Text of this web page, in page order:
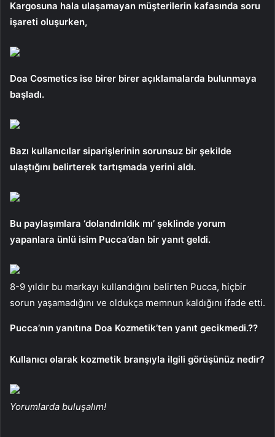
Kargosuna hala ulaşamayan müşterilerin kafasında soru
işareti oluşurken,
Doa Cosmetics ise birer birer açıklamalarda bulunmaya
başladı.
Bazı kullanıcılar siparişlerinin sorunsuz bir şekilde
ulaştığını belirterek tartışmada yerini aldı.
Bu paylaşımlara ‘dolandırıldık mı’ şeklinde yorum
yapanlara ünlü isim Pucca’dan bir yanıt geldi.
8-9 yıldır bu markayı kullandığını belirten Pucca, hiçbir
sorun yaşamadığını ve oldukça memnun kaldığını ifade etti.
Pucca’nın yanıtına Doa Kozmetik’ten yanıt gecikmedi.??
Kullanıcı olarak kozmetik branşıyla ilgili görüşünüz nedir?
Yorumlarda buluşalım!